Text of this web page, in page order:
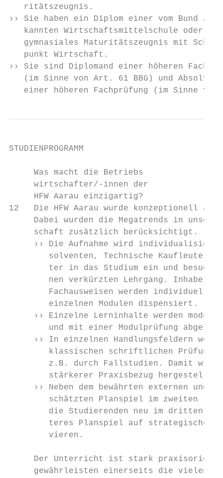
   ritätszeugnis.
›› Sie haben ein Diplom einer vom Bund
kannten Wirtschaftsmittelschule oder
gymnasiales Maturitätszeugnis mit
punkt Wirtschaft.
›› Sie sind Diplomand einer höheren
(im Sinne von Art. 61 BBG) und
   einer höheren Fachprüfung (im Sinne von
STUDIENPROGRAMM
     Was macht die Betriebs­
     wirtschafter/-innen der
     HFW Aarau einzigartig?
12   Die HFW Aarau wurde konzeptionell
Dabei wurden die Megatrends in
schaft zusätzlich berücksichtigt.
›› Die Aufnahme wird
solventen, Technische Kaufleute
ter in das Studium ein und
nen verkürzten Lehrgang. Inhaber
Fachausweisen werden individuell
einzelnen Modulen dispensiert.
›› Einzelne Lerninhalte werden
und mit einer Modulprüfung
›› In einzelnen Handlungsfeldern
klassischen schriftlichen
z.B. durch Fallstudien. Damit
stärkerer Praxisbezug
›› Neben dem bewährten externen und
schätzten Planspiel im zweiten
die Studierenden neu im dritten
teres Planspiel auf strategischer
vieren.
Der Unterricht ist stark
gewährleisten einerseits die vielen